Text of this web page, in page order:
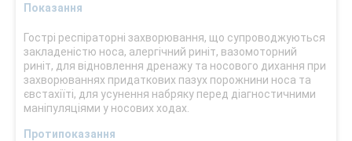
Показання
Гострі респіраторні захворювання, що супроводжуються
закладеністю носа, алергічний риніт, вазомоторний
риніт, для відновлення дренажу та носового дихання при
захворюваннях придаткових пазух порожнини носа та
євстахіїті, для усунення набряку перед діагностичними
маніпуляціями у носових ходах.
Протипоказання